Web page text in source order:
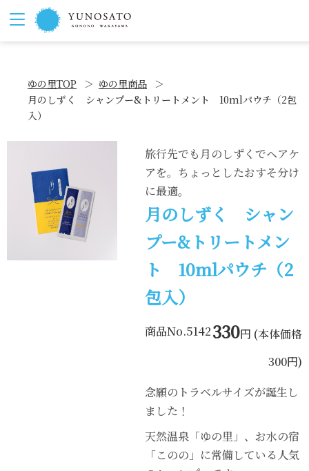
ゆの里TOP
ゆの里商品
月のしずく シャンプー&トリートメント 10mlパウチ（2包
入）
旅行先でも月のしずくでヘアケ
アを。ちょっとしたおすそ分け
に最適。
月のしずく シャン
プー&トリートメン
ト 10mlパウチ（2
包入）
商品No.5142330円 (本体価格
300円)
念願のトラベルサイズが誕生し
ました！
天然温泉「ゆの里」、お水の宿
「このの」に常備している人気